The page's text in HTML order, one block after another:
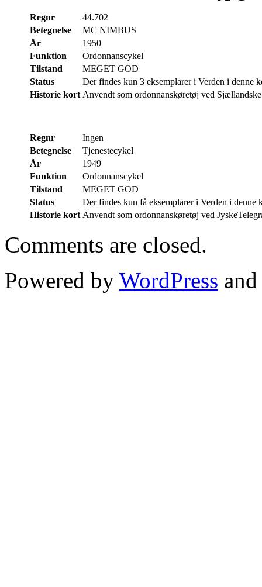
Regnr
44.702
Betegnelse
MC NIMBUS
År
1950
Funktion
Ordonnanscykel
Tilstand
MEGET GOD
Status
Der findes kun 3 eksemplarer i Verden i denne
Historie kort Anvendt som ordonnanskøretøj ved
Regnr
Ingen
Betegnelse
Tjenestecykel
År
1949
Funktion
Ordonnanscykel
Tilstand
MEGET GOD
Status
Der findes kun få eksemplarer i Verden i denne
Historie kort Anvendt som ordonnanskøretøj ved
Comments are closed.
Powered by WordPress